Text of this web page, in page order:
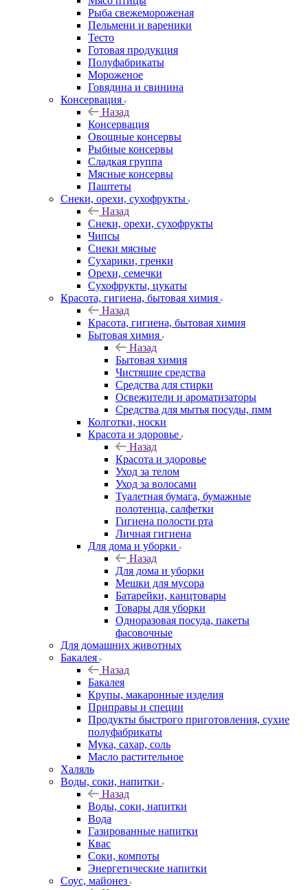
Рыба свежемороженая
Пельмени и вареники
Тесто
Готовая продукция
Полуфабрикаты
Мороженое
Говядина и свинина
Консервация
Назад
Консервация
Овощные консервы
Рыбные консервы
Сладкая группа
Мясные консервы
Паштеты
Снеки, орехи, сухофрукты
Назад
Снеки, орехи, сухофрукты
Чипсы
Снеки мясные
Сухарики, гренки
Орехи, семечки
Сухофрукты, цукаты
Красота, гигиена, бытовая химия
Назад
Красота, гигиена, бытовая химия
Бытовая химия
Назад
Бытовая химия
Чистящие средства
Средства для стирки
Освежители и ароматизаторы
Средства для мытья посуды, пмм
Колготки, носки
Красота и здоровье
Назад
Красота и здоровье
Уход за телом
Уход за волосами
Туалетная бумага, бумажные
полотенца, салфетки
Гигиена полости рта
Личная гигиена
Для дома и уборки
Назад
Для дома и уборки
Мешки для мусора
Батарейки, канцтовары
Товары для уборки
Одноразовая посуда, пакеты
фасовочные
Для домашних животных
Бакалея
Назад
Бакалея
Крупы, макаронные изделия
Приправы и специи
Продукты быстрого приготовления, сухие
полуфабрикаты
Мука, сахар, соль
Масло растительное
Халяль
Воды, соки, напитки
Назад
Воды, соки, напитки
Вода
Газированные напитки
Квас
Соки, компоты
Энергетические напитки
Соус, майонез